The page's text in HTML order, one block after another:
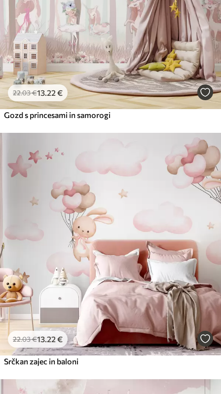
65.00 39 €/m²
Peel and Stick
81.6749 .00 € /m²
22.03€13 .22 €
Gozd s princesami in samorogi
22.03€13 .22 €
Srčkan zajec in baloni